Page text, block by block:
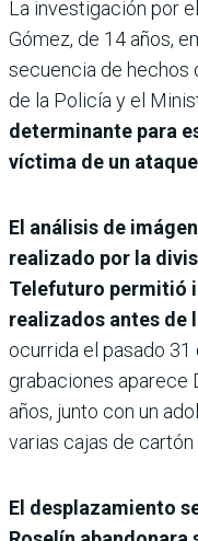
La investigación por
Gómez, de 14 años,
secuencia de hechos
de la Policía y el
determinante para
víctima de un
El análisis de
realizado por la
Telefuturo permitió
realizados antes de
ocurrida el pasado 31
grabaciones aparece
años, junto con un
varias cajas de
El desplazamiento